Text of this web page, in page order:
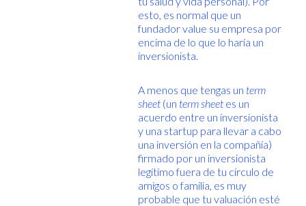
esto, es normal que un
fundador value su empresa por
encima de lo que lo haría un
inversionista.
A menos que tengas un term
sheet (un term sheet es un
acuerdo entre un inversionista
y una startup para llevar a cabo
una inversión en la compañía)
firmado por un inversionista
legítimo fuera de tu círculo de
amigos o familia, es muy
probable que tu valuación esté